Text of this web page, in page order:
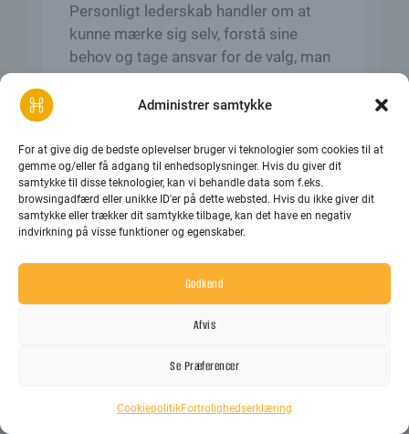
Administrer samtykke
For at give dig de bedste oplevelser bruger vi teknologier som cookies til at
gemme og/eller få adgang til enhedsoplysninger. Hvis du giver dit
samtykke til disse teknologier, kan vi behandle data som f.eks.
browsingadfærd eller unikke ID'er på dette websted. Hvis du ikke giver dit
samtykke eller trækker dit samtykke tilbage, kan det have en negativ
indvirkning på visse funktioner og egenskaber.
Godkend
Afvis
Se Præferencer
CookiepolitikFortrolighedserklæring
Personligt lederskab handler om at
kunne mærke sig selv, forstå sine
behov og tage ansvar for de valg, man
træffer i sit liv. Det er ikke ...